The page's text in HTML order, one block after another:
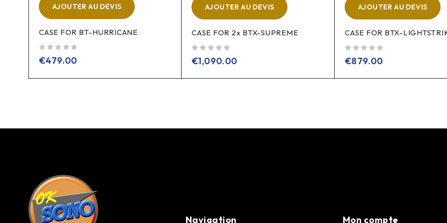
AJOUTER AU DEVIS
CASE FOR BT-HURRICANE
€479.00
AJOUTER AU DEVIS
CASE FOR 2x BTX-SUPREME
€1,090.00
AJOUTER AU DEVIS
CASE FOR BTX-
€879.00
Navigation Mon compte